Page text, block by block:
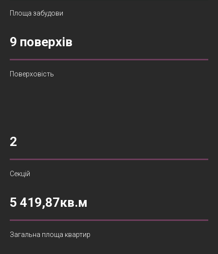
Площа забудови
9 поверхів
Поверховість
2
Секцій
5 419,87кв.м
Загальна площа квартир